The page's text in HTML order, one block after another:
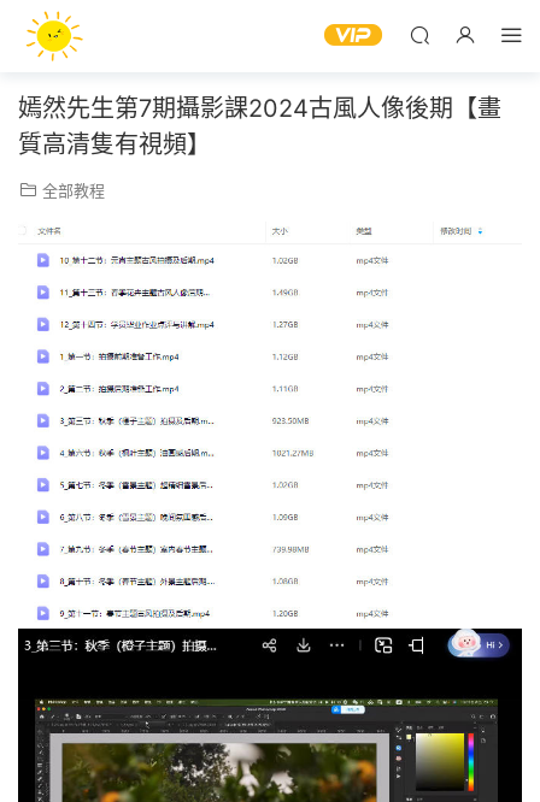
嫣然先生第7期攝影課2024古風人像後期【畫
質高清隻有視頻】
全部教程